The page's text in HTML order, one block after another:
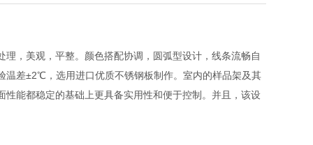
，美观，平整。颜色搭配协调，圆弧型设计，线条流畅自
温差±2℃，选用进口优质不锈钢板制作。室内的样品架及其
能都稳定的基础上更具备实用性和便于控制。并且，该设